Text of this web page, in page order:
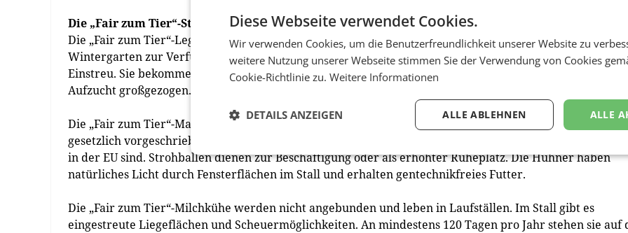
Die „Fair zum Tier“-Standards im Überblick
Die „Fair zum Tier“-Legehennen haben das ganze Jahr über Freilauf, bei Schlechtwetter steht ihnen ein
Wintergarten zur Verfügung. In ihren Ställen gibt es erhöhte Sitzebenen und Legenester mit
Einstreu. Sie bekommen gentechnikfreies Futter und Soja aus Europa. Ihre Brüder werden in der Gockel-
Aufzucht großgezogen.
Die „Fair zum Tier“-Masthühner haben in ihrem Stall mit natürlichem Einstreu rund 20% mehr Platz als
gesetzlich vorgeschrieben und das, wo die österreichischen gesetzlichen Standards viel anspruchsvoller
in der EU sind. Strohballen dienen zur Beschäftigung oder als erhöhter Ruheplatz. Die Hühner haben
natürliches Licht durch Fensterflächen im Stall und erhalten gentechnikfreies Futter.
Die „Fair zum Tier“-Milchkühe werden nicht angebunden und leben in Laufställen. Im Stall gibt es
eingestreute Liegeflächen und Scheuermöglichkeiten. An mindestens 120 Tagen pro Jahr stehen sie auf
Diese Webseite verwendet Cookies.
Wir verwenden Cookies, um die Benutzerfreundlichkeit unserer Website zu
weitere Nutzung unserer Webseite stimmen Sie der Verwendung von Cookies
Cookie-Richtlinie zu. Weitere Informationen
ALLE
ALLE ABLEHNEN
DETAILS ANZEIGEN